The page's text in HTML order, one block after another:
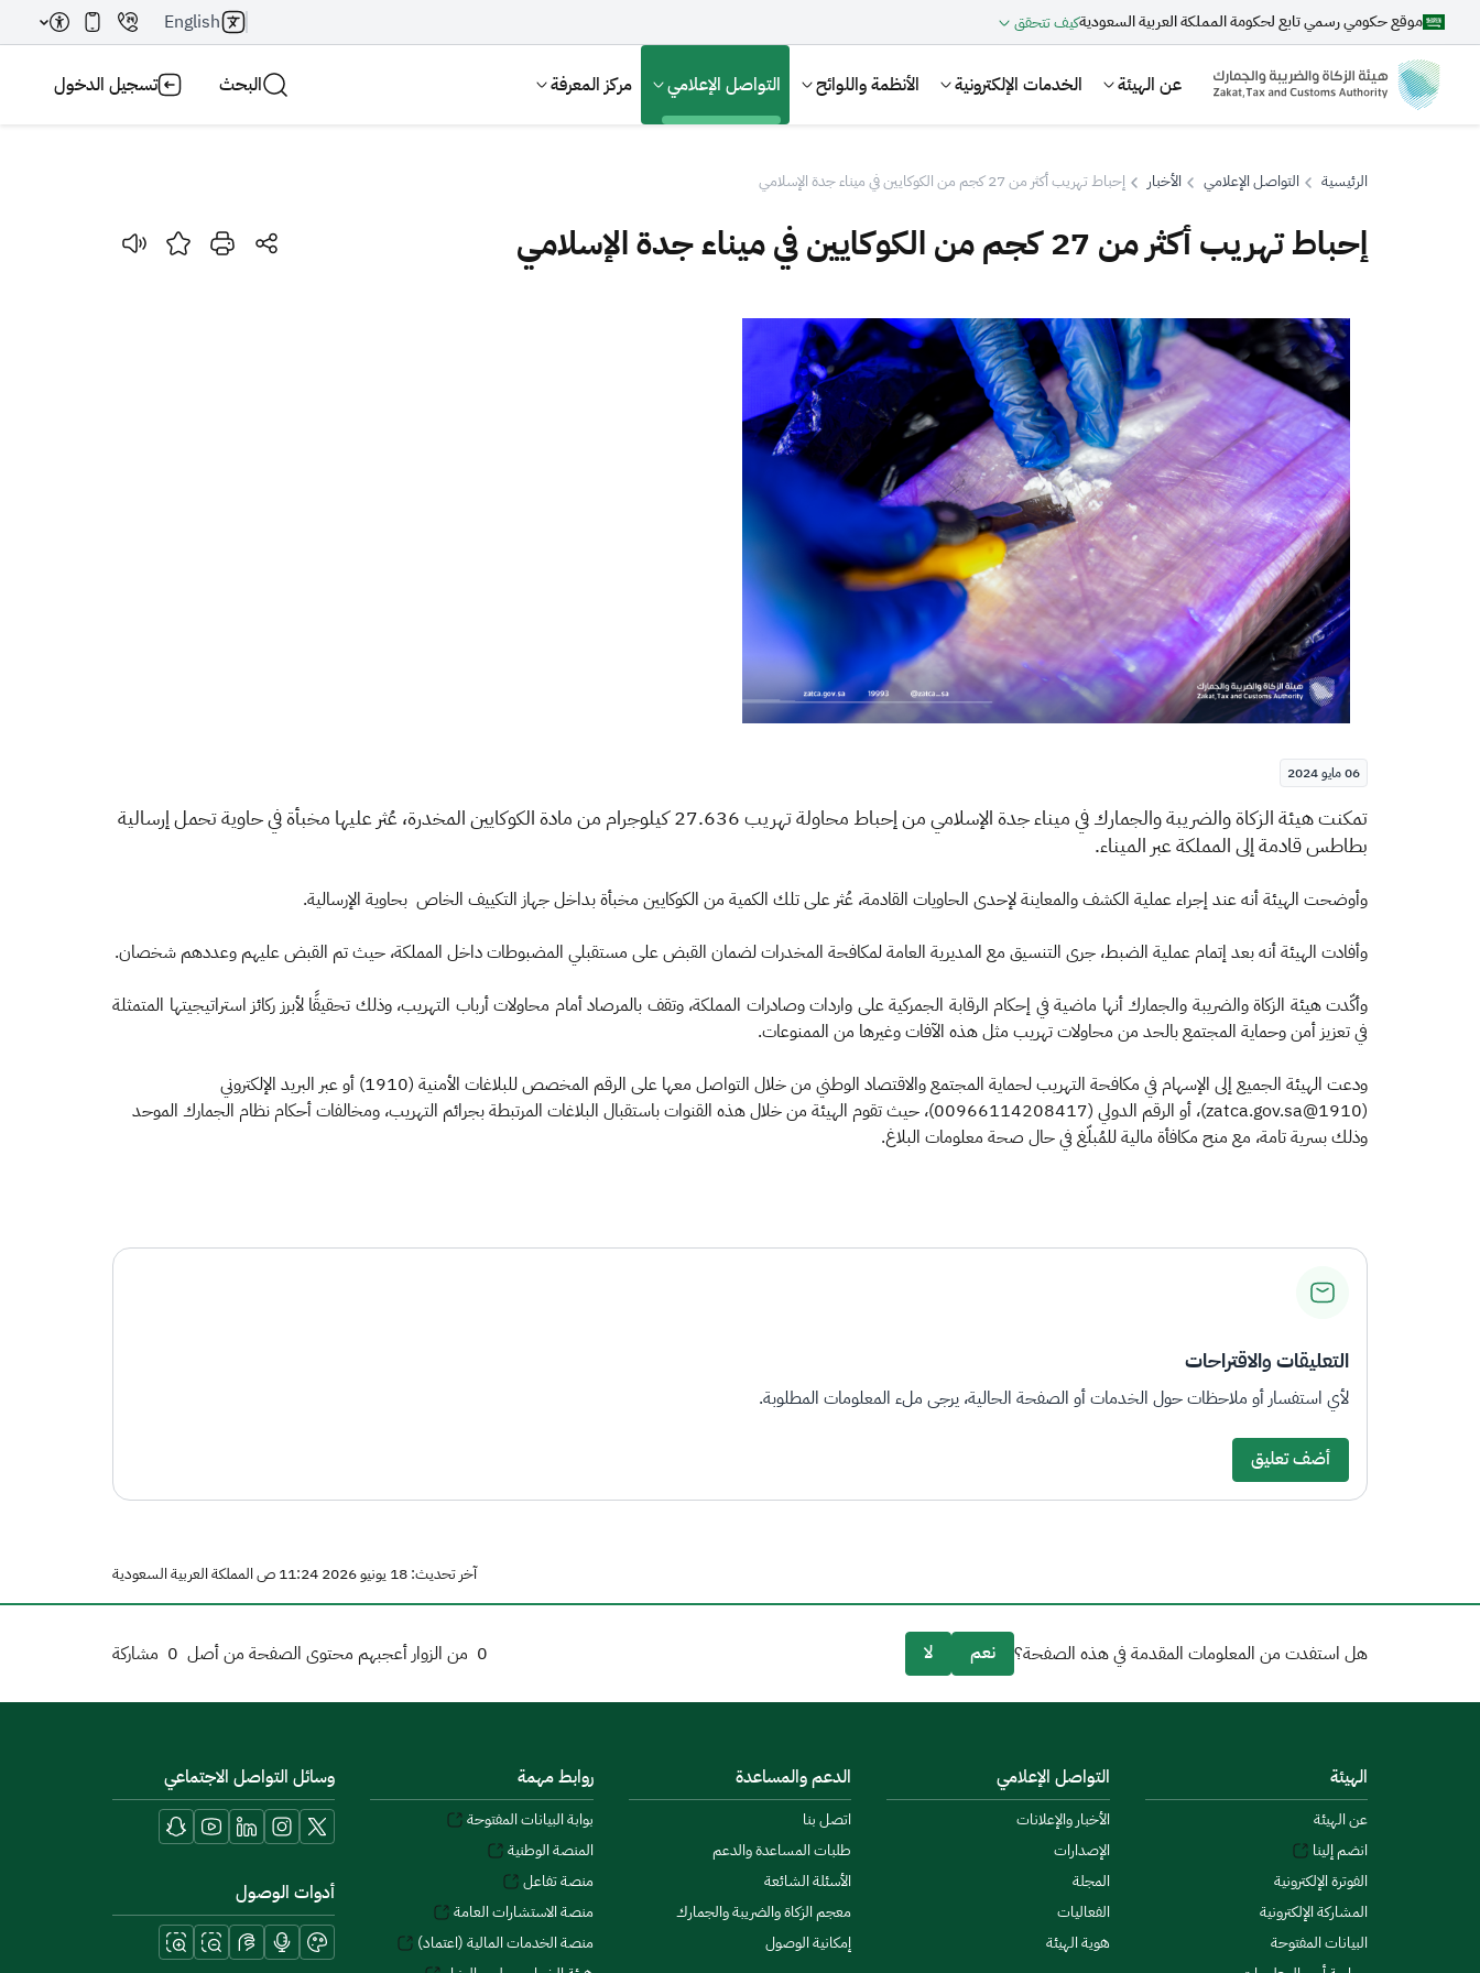
موقع حكومي رسمي تابع لحكومة المملكة العربية السعوديةكيف تتحقق English
عن الهيئة الخدمات الإلكترونية الأنظمة واللوائح التواصل الإعلامي مركز المعرفة البحث تسجيل الدخول
بحث
اقتراحات
الزكاة الجمارك ضريبة القيمة المضافة الإقرار الضريبي التصرفات العقارية
الرئيسية التواصل الإعلامي الأخبار إحباط تهريب أكثر من 27 كجم من الكوكايين في ميناء جدة الإسلامي
إحباط تهريب أكثر من 27 كجم من الكوكايين في ميناء جدة الإسلامي
06 مايو 2024
​​​​​​تمكنت هيئة الزكاة والضريبة والجمارك في ميناء جدة الإسلامي من إحباط محاولة تهريب 27.636 كيلوجرام من مادة الكوكايين المخدرة ، عُثر عليها مخبأةفي حاوية تحمل إرسالية
بطاطس قادمة إلى المملكة عبر الميناء.
وأوضحت الهيئة أنه عند إجراء عملية الكشف والمعاينة لإحدى الحاويات القادمة، عُثر على تلك الكمية من الكوكايين مخبأة بداخل جهاز التكييف الخاص بحاوية الإرسالية.
وأفادت الهيئة أنه بعد إتمام عملية الضبط، جرى التنسيق مع المديرية العامة لمكافحة المخدرات لضمان القبض على مستقبلي المضبوطات داخل المملكة، حيث تم القبض عليهم وعددهم شخصان.
وأكّدت هيئة الزكاة والضريبة والجمارك أنها ماضية في إحكام الرقابة الجمركية على واردات وصادرات المملكة، وتقف بالمرصاد أمام محاولات أرباب التهريب، وذلك تحقيقًا لأبرز ركائز استراتيجيتها المتمثلة
في تعزيز أمن وحماية المجتمع بالحد من محاولات تهريب مثل هذه الآفات وغيرها من الممنوعات.
ودعت الهيئة الجميع إلى الإسهام في مكافحة التهريب لحماية المجتمع والاقتصاد الوطني من خلال التواصل معها على الرقم المخصص للبلاغات الأمنية (1910) أو عبر البريد الإلكتروني
(1910@zatca.gov.sa)، أو الرقم الدولي (00966114208417)، حيث تقوم الهيئة من خلال هذه القنوات باستقبال البلاغات المرتبطة بجرائم التهريب، ومخالفات أحكام نظام الجمارك الموحد
وذلك بسرية تامة، مع منح مكافأة مالية للمُبلّغ في حال صحة معلومات البلاغ.​
التعليقات والاقتراحات
لأي استفسار أو ملاحظات حول الخدمات أو الصفحة الحالية، يرجى ملء المعلومات المطلوبة.
أضف تعليق
آخر تحديث: 18 يونيو 2026 11:24 ص المملكة العربية السعودية
0 من الزوار أعجبهم محتوى الصفحة من أصل 0 مشاركة هل استفدت من المعلومات المقدمة في هذه الصفحة؟ نعم لا
الهيئة
عن الهيئة
انضم إلينا
الفوترة الإلكترونية
المشاركة الإلكترونية
البيانات المفتوحة
التواصل الإعلامي
الأخبار والإعلانات
الإصدارات
المجلة
الفعاليات
هوية الهيئة
الدعم والمساعدة
اتصل بنا
طلبات المساعدة والدعم
الأسئلة الشائعة
معجم الزكاة والضريبة والجمارك
إمكانية الوصول
روابط مهمة
بوابة البيانات المفتوحة
المنصة الوطنية
منصة تفاعل
منصة الاستشارات العامة
منصة الخدمات المالية (اعتماد)
وسائل التواصل الاجتماعي
أدوات الوصول